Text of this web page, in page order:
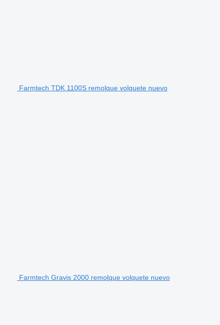
Farmtech TDK 1100S remolque volquete nuevo
Farmtech Gravis 2000 remolque volquete nuevo